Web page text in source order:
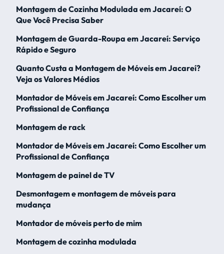
Montagem de Cozinha Modulada em Jacareí: O
Que Você Precisa Saber
Montagem de Guarda-Roupa em Jacareí: Serviço
Rápido e Seguro
Quanto Custa a Montagem de Móveis em Jacareí?
Veja os Valores Médios
Montador de Móveis em Jacareí: Como Escolher um
Profissional de Confiança
Montagem de rack
Montador de Móveis em Jacareí: Como Escolher um
Profissional de Confiança
Montagem de painel de TV
Desmontagem e montagem de móveis para
mudança
Montador de móveis perto de mim
Montagem de cozinha modulada